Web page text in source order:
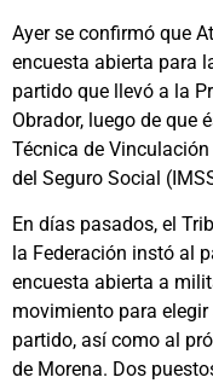
Ayer se confirmó que
encuesta abierta para
partido que llevó a la
Obrador, luego de que
Técnica de
del Seguro Social
En días pasados, el
la Federación instó al
encuesta abierta a
movimiento para elegir
partido, así como al
de Morena. Dos